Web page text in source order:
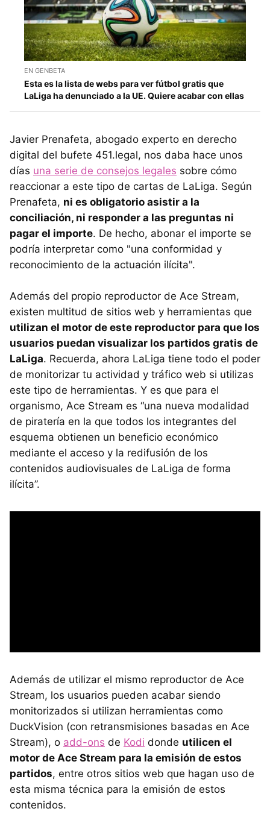
EN GENBETA
Esta es la lista de webs para ver fútbol gratis que
LaLiga ha denunciado a la UE. Quiere acabar con ellas
Javier Prenafeta, abogado experto en derecho
digital del bufete 451.legal, nos daba hace unos
días una serie de consejos legales sobre cómo
reaccionar a este tipo de cartas de LaLiga. Según
Prenafeta, ni es obligatorio asistir a la
conciliación, ni responder a las preguntas ni
pagar el importe. De hecho, abonar el importe se
podría interpretar como "una conformidad y
reconocimiento de la actuación ilícita".
Además del propio reproductor de Ace Stream,
existen multitud de sitios web y herramientas que
utilizan el motor de este reproductor para que los
usuarios puedan visualizar los partidos gratis de
LaLiga. Recuerda, ahora LaLiga tiene todo el poder
de monitorizar tu actividad y tráfico web si utilizas
este tipo de herramientas. Y es que para el
organismo, Ace Stream es “una nueva modalidad
de piratería en la que todos los integrantes del
esquema obtienen un beneficio económico
mediante el acceso y la redifusión de los
contenidos audiovisuales de LaLiga de forma
ilícita”.
Además de utilizar el mismo reproductor de Ace
Stream, los usuarios pueden acabar siendo
monitorizados si utilizan herramientas como
DuckVision (con retransmisiones basadas en Ace
Stream), o add-ons de Kodi donde utilicen el
motor de Ace Stream para la emisión de estos
partidos, entre otros sitios web que hagan uso de
esta misma técnica para la emisión de estos
contenidos.